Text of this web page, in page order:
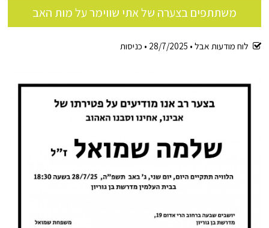
משתתפים בצערה של אתי שווימר על מות האב
לוח מודעות אבל • 28/7/2025
• כניסות